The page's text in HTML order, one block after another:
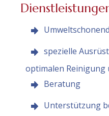
spezielle
optimalen Reinigung
Beratung
Unterstützung